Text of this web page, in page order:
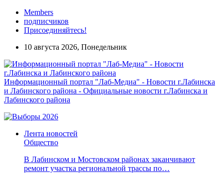
Members
подписчиков
Присоединяйтесь!
10 августа 2026, Понедельник
Информационный портал "Лаб-Медиа" - Новости г.Лабинска
и Лабинского района - Официальные новости г.Лабинска и
Лабинского района
Лента новостей
Общество
В Лабинском и Мостовском районах заканчивают
ремонт участка региональной трассы по…